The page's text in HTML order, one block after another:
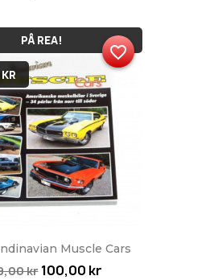
Muscle Cars
kr 100,00 kr
PÅ REA!
favorite_border